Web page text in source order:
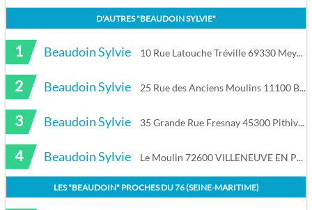
D'AUTRES "BEAUDOIN SYLVIE"
1 Beaudoin Sylvie 10 Rue Latouche Tréville 69330 Meyzieu
2 Beaudoin Sylvie 25 Rue des Anciens Moulins 11100 Bages
3 Beaudoin Sylvie 35 Grande Rue Fresnay 45300 Pithiviers le Vieil
4 Beaudoin Sylvie Le Moulin 72600 VILLENEUVE EN PERSEIGNE
LES "BEAUDOIN" PROCHES DU76 (SEINE-MARITIME)